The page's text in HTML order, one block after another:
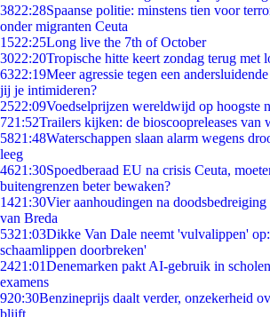
3822:28Spaanse politie: minstens tien voor
onder migranten Ceuta
1522:25Long live the 7th of October
3022:20Tropische hitte keert zondag terug met
6322:19Meer agressie tegen een
jij je intimideren?
2522:09Voedselprijzen wereldwijd op hoogste
721:52Trailers kijken: de bioscoopreleases van
5821:48Waterschappen slaan alarm wegens
leeg
4621:30Spoedberaad EU na crisis Ceuta,
buitengrenzen beter bewaken?
1421:30Vier aanhoudingen na doodsbedreiging
van Breda
5321:03Dikke Van Dale neemt 'vulvalippen'
schaamlippen doorbreken'
2421:01Denemarken pakt AI-gebruik in
examens
920:30Benzineprijs daalt verder, onzekerheid
blijft